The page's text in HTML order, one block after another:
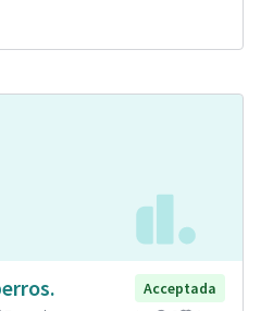
Acceptada